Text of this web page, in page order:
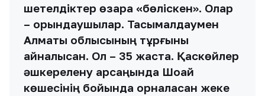
шетелдіктер өзара «бөліскен». Олар
– орындаушылар. Тасымалдаумен
Алматы облысының тұрғыны
айналысқан. Ол – 35 жаста. Қаскөйлер
әшкерелену қарсаңында Шоқай
көшесінің бойында орналасқан жеке